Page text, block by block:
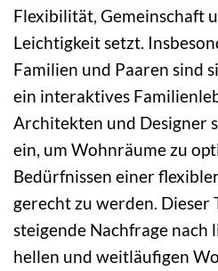
Flexibilität, Gemeinschaft
Leichtigkeit setzt.
Familien und Paaren sind
ein interaktives
Architekten und Designer
ein, um Wohnräume zu
Bedürfnissen einer
gerecht zu werden.
steigende Nachfrage nach
hellen und weitläufigen